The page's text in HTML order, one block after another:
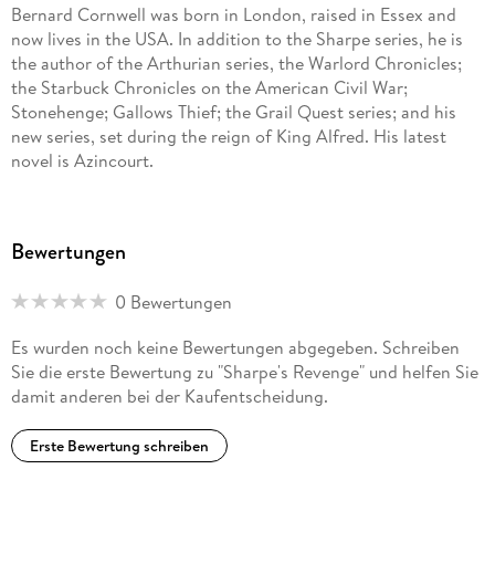
Bernard Cornwell was born in London, raised in Essex and
now lives in the USA. In addition to the Sharpe series, he is
the author of the Arthurian series, the Warlord Chronicles;
the Starbuck Chronicles on the American Civil War;
Stonehenge; Gallows Thief; the Grail Quest series; and his
new series, set during the reign of King Alfred. His latest
novel is Azincourt.
Bewertungen
0 Bewertungen
Es wurden noch keine Bewertungen abgegeben. Schreiben
Sie die erste Bewertung zu "Sharpe's Revenge" und helfen Sie
damit anderen bei der Kaufentscheidung.
Erste Bewertung schreiben